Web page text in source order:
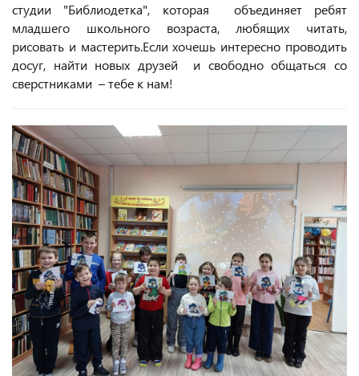
студии "Библиодетка", которая объединяет ребят
младшего школьного возраста, любящих читать,
рисовать и мастерить.Если хочешь интересно проводить
досуг, найти новых друзей и свободно общаться со
сверстниками – тебе к нам!